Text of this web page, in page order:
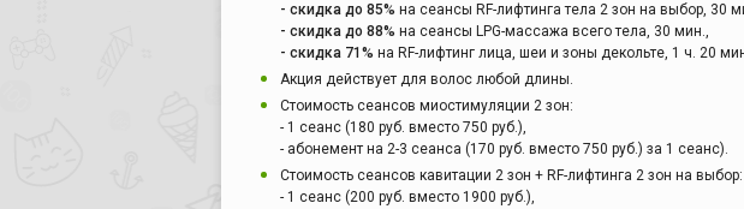
- скидка до 85% на сеансы RF-лифтинга тела 2 зон на выбор, 30
- скидка до 88% на сеансы LPG-массажа всего тела, 30 мин.,
- скидка 71% на RF-лифтинг лица, шеи и зоны декольте, 1 ч. 20
Акция действует для волос любой длины.
Стоимость сеансов миостимуляции 2 зон:
- 1 сеанс (180 руб. вместо 750 руб.),
- абонемент на 2-3 сеанса (170 руб. вместо 750 руб.) за 1 сеанс).
Стоимость сеансов кавитации 2 зон + RF-лифтинга 2 зон на выбор:
- 1 сеанс (200 руб. вместо 1900 руб.),